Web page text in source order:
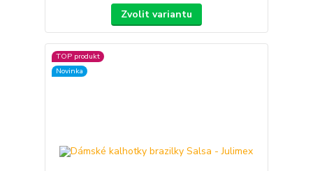
Zvolit variantu
TOP produkt
Novinka